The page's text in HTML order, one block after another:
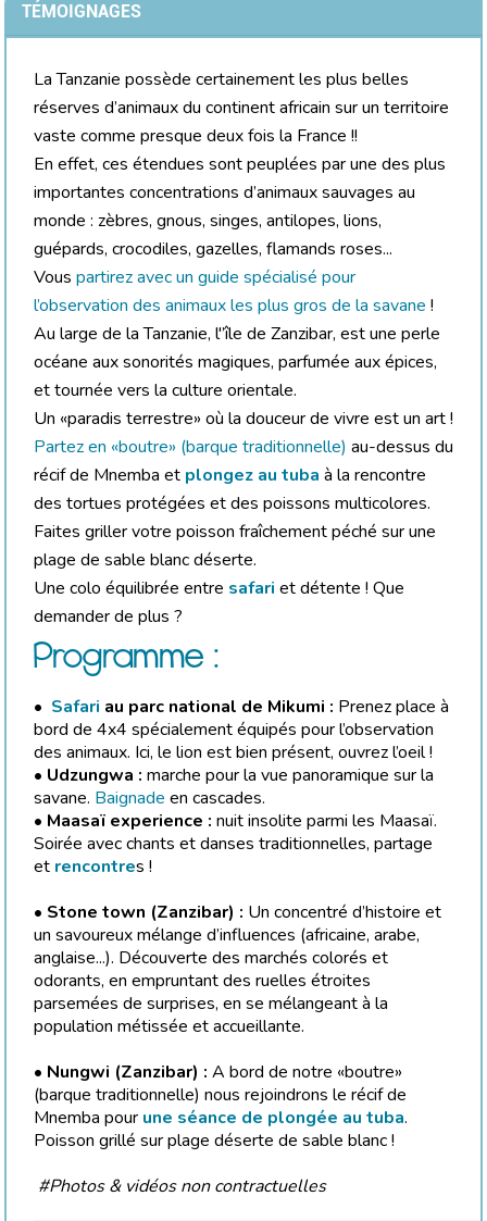
TÉMOIGNAGES
La Tanzanie possède certainement les plus belles
réserves d’animaux du continent africain sur un territoire
vaste comme presque deux fois la France !!
En effet, ces étendues sont peuplées par une des plus
importantes concentrations d’animaux sauvages au
monde : zèbres, gnous, singes, antilopes, lions,
guépards, crocodiles, gazelles, flamands roses...
Vous partirez avec un guide spécialisé pour
l’observation des animaux les plus gros de la savane !
Au large de la Tanzanie, l'’île de Zanzibar, est une perle
océane aux sonorités magiques, parfumée aux épices,
et tournée vers la culture orientale.
Un «paradis terrestre» où la douceur de vivre est un art !
Partez en «boutre» (barque traditionnelle) au-dessus du
récif de Mnemba et plongez au tuba à la rencontre
des tortues protégées et des poissons multicolores.
Faites griller votre poisson fraîchement péché sur une
plage de sable blanc déserte.
Une colo équilibrée entre safari et détente ! Que
demander de plus ?
Programme :
• Safari au parc national de Mikumi : Prenez place à
bord de 4x4 spécialement équipés pour l’observation
des animaux. Ici, le lion est bien présent, ouvrez l’oeil !
• Udzungwa : marche pour la vue panoramique sur la
savane. Baignade en cascades.
• Maasaï experience : nuit insolite parmi les Maasaï.
Soirée avec chants et danses traditionnelles, partage
et rencontres !
• Stone town (Zanzibar) : Un concentré d’histoire et
un savoureux mélange d’influences (africaine, arabe,
anglaise...). Découverte des marchés colorés et
odorants, en empruntant des ruelles étroites
parsemées de surprises, en se mélangeant à la
population métissée et accueillante.
• Nungwi (Zanzibar) : A bord de notre «boutre»
(barque traditionnelle) nous rejoindrons le récif de
Mnemba pour une séance de plongée au tuba.
Poisson grillé sur plage déserte de sable blanc !
#Photos & vidéos non contractuelles